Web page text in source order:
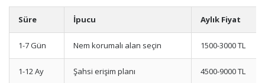
Süre İpucu Aylık Fiyat
1-7 Gün Nem korumalı alan seçin 1500-3000 TL
1-12 Ay Şahsi erişim planı 4500-9000 TL